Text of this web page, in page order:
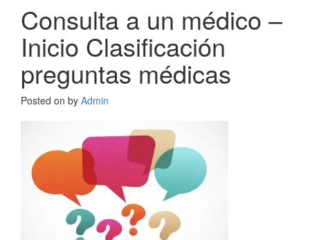
Consulta a un médico –
Inicio Clasificación
preguntas médicas
Posted on by Admin